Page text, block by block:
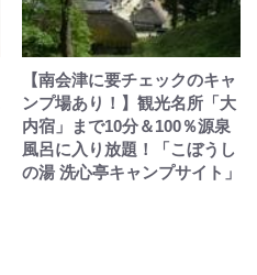
【南会津に要チェックのキャ
ンプ場あり！】観光名所「大
内宿」まで10分＆100％源泉
風呂に入り放題！「こぼうし
の湯 洗心亭キャンプサイト」